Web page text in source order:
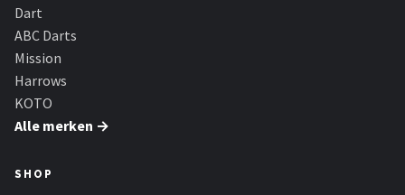
Dart
ABC Darts
Mission
Harrows
KOTO
Alle merken →
SHOP